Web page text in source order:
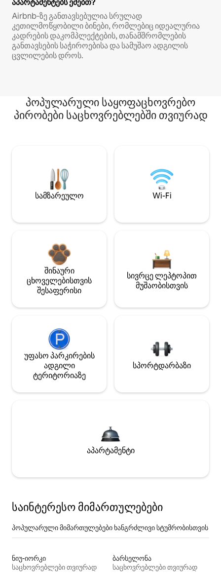
აპარტამენტებს ეძებთ?
Airbnb‑ზე განთავსებულია სრულად
კეთილმოწყობილი ბინები, რომლებიც იდეალურია
კადრების დაკომპლექტების, თანამშრომლების
განთავსების საჭიროებისა და სამუშაო ადგილის
ცვლილების დროს.
პოპულარული საყოფაცხოვრებო
პირობები საცხოვრებლებში თვიურად
სამზარეულო Wi-Fi
შინაური
ცხოველებისთვის
შესაფერისი
სივრცე ლეპტოპით
მუშაობისთვის
უფასო პარკირების
ადგილი
ტერიტორიაზე
სპორტდარბაზი
აპარტამენტი
საინტერესო მიმართულებები
პოპულარული მიმართულებები ხანგრძლივი სტუმრობისთვის
ნიუ-იორკი
საცხოვრებლები თვიურად
ბარსელონა
საცხოვრებლები თვიურად